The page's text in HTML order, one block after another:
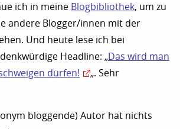
ich in meine Blogbibliothek, um zu
andere Blogger/innen mit der
Und heute lese ich bei
Headline: „Das wird man
dürfen!
„. Sehr
bloggende) Autor hat nichts